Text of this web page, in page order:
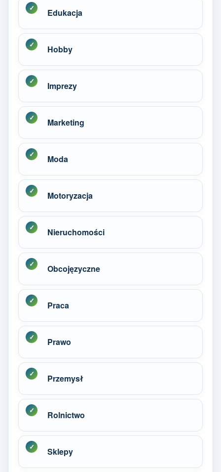
Edukacja
Hobby
Imprezy
Marketing
Moda
Motoryzacja
Nieruchomości
Obcojęzyczne
Praca
Prawo
Przemysł
Rolnictwo
Sklepy